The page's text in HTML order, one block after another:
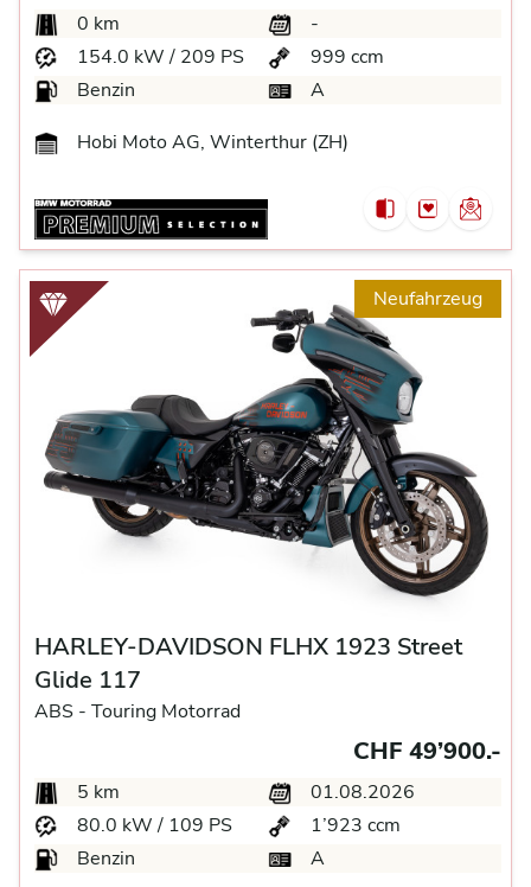
0 km
-
154.0 kW / 209 PS
999 ccm
Benzin
A
Hobi Moto AG, Winterthur (ZH)
Neufahrzeug
HARLEY-DAVIDSON FLHX 1923 Street
Glide 117
ABS - Touring Motorrad
CHF 49’900.-
5 km
01.08.2026
80.0 kW / 109 PS
1’923 ccm
Benzin
A